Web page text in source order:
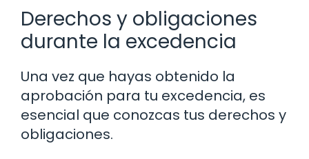
Derechos y obligaciones
durante la excedencia
Una vez que hayas obtenido la
aprobación para tu excedencia, es
esencial que conozcas tus derechos y
obligaciones.